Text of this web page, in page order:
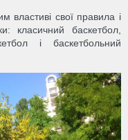
властиві свої правила і
класичний баскетбол,
і баскетбольний